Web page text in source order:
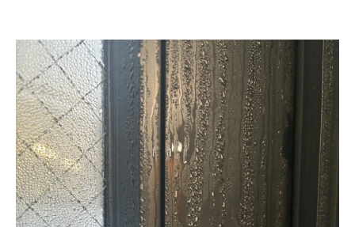
強い）🌙
ここまで来たらプロ案件（相談目安）🚨
カビバスターズ福岡なら：寝室の天井カビも“原
因から”整理します🧑‍🔧
よくある質問（FAQ）💡
【まとめ】寝室の天井カビ取りは「乾燥×湿度
管理」で勝てます😊